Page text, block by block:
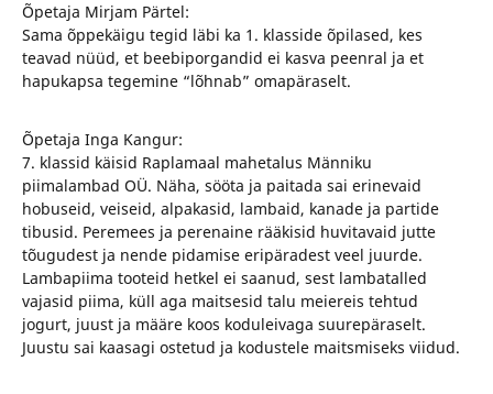
Õpetaja Mirjam Pärtel:
Sama õppekäigu tegid läbi ka 1. klasside õpilased, kes
teavad nüüd, et beebiporgandid ei kasva peenral ja et
hapukapsa tegemine “lõhnab” omapäraselt.
Õpetaja Inga Kangur:
7. klassid käisid Raplamaal mahetalus Männiku
piimalambad OÜ. Näha, sööta ja paitada sai erinevaid
hobuseid, veiseid, alpakasid, lambaid, kanade ja partide
tibusid. Peremees ja perenaine rääkisid huvitavaid jutte
tõugudest ja nende pidamise eripäradest veel juurde.
Lambapiima tooteid hetkel ei saanud, sest lambatalled
vajasid piima, küll aga maitsesid talu meiereis tehtud
jogurt, juust ja määre koos koduleivaga suurepäraselt.
Juustu sai kaasagi ostetud ja kodustele maitsmiseks viidud.